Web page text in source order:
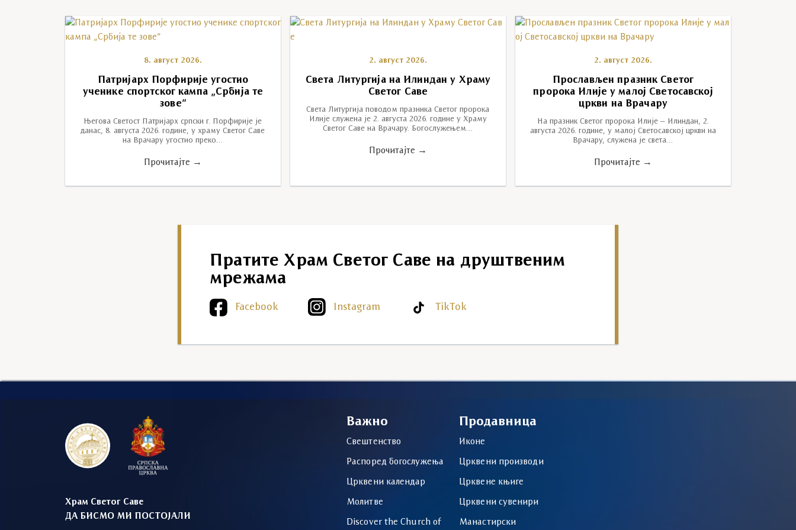
8. август 2026.
Патријарх Порфирије угостио
ученике спортског кампа „Србија те
зове”
Његова Светост Патријарх српски г. Порфирије је
данас, 8. августа 2026. године, у храму Светог Саве
на Врачару угостио преко…
Прочитајте →
2. август 2026.
Света Литургија на Илиндан у Храму
Светог Саве
Света Литургија поводом празника Светог пророка
Илије служена је 2. августа 2026. године у Храму
Светог Саве на Врачару. Богослужењем…
Прочитајте →
2. август 2026.
Прослављен празник Светог
пророка Илије у малој Светосавској
цркви на Врачару
На празник Светог пророка Илије – Илиндан, 2.
августа 2026. године, у малој Светосавској цркви на
Врачару, служена је света…
Прочитајте →
Пратите Храм Светог Саве на друштвеним
мрежама
Facebook Instagram TikTok
Храм Светог Саве
ДА БИСМО МИ ПОСТОЈАЛИ
Важно
Свештенство
Распоред богослужења
Црквени календар
Молитве
Discover the Church of
Продавница
Иконе
Црквени производи
Црквене књиге
Црквени сувенири
Манастирски